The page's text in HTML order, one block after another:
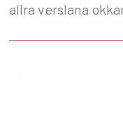
allra verslana